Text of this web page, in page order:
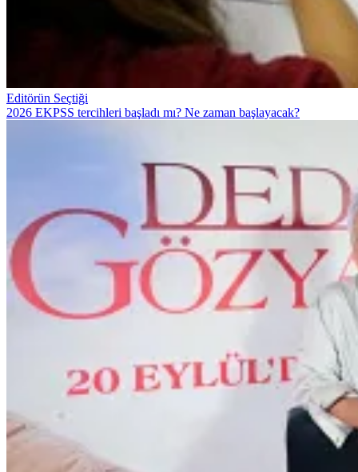
Editörün Seçtiği
2026 EKPSS tercihleri başladı mı? Ne zaman başlayacak?